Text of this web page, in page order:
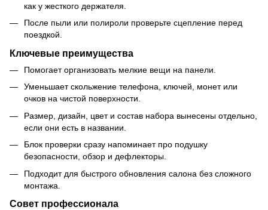
как у жесткого держателя.
После пыли или полироли проверьте сцепление перед
поездкой.
Ключевые преимущества
Помогает организовать мелкие вещи на панели.
Уменьшает скольжение телефона, ключей, монет или
очков на чистой поверхности.
Размер, дизайн, цвет и состав набора вынесены отдельно,
если они есть в названии.
Блок проверки сразу напоминает про подушку
безопасности, обзор и дефлекторы.
Подходит для быстрого обновления салона без сложного
монтажа.
Совет профессионала